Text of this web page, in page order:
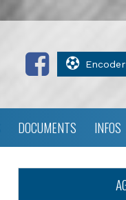
DOCUMENTS INFOS